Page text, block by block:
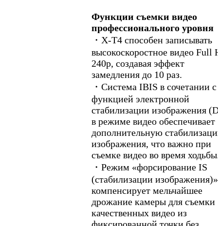
Функции съемки видео
профессионального уровня
・X-T4 способен записывать
высокоскоростное видео Full
240p, создавая эффект
замедления до 10 раз.
・Система IBIS в сочетании с
функцией электронной
стабилизации изображения
в режиме видео обеспечивает
дополнительную
изображения, что важно при
съемке видео во время
・Режим «форсирование IS
(стабилизации изображения)»
компенсирует мельчайшее
дрожание камеры для съемки
качественных видео из